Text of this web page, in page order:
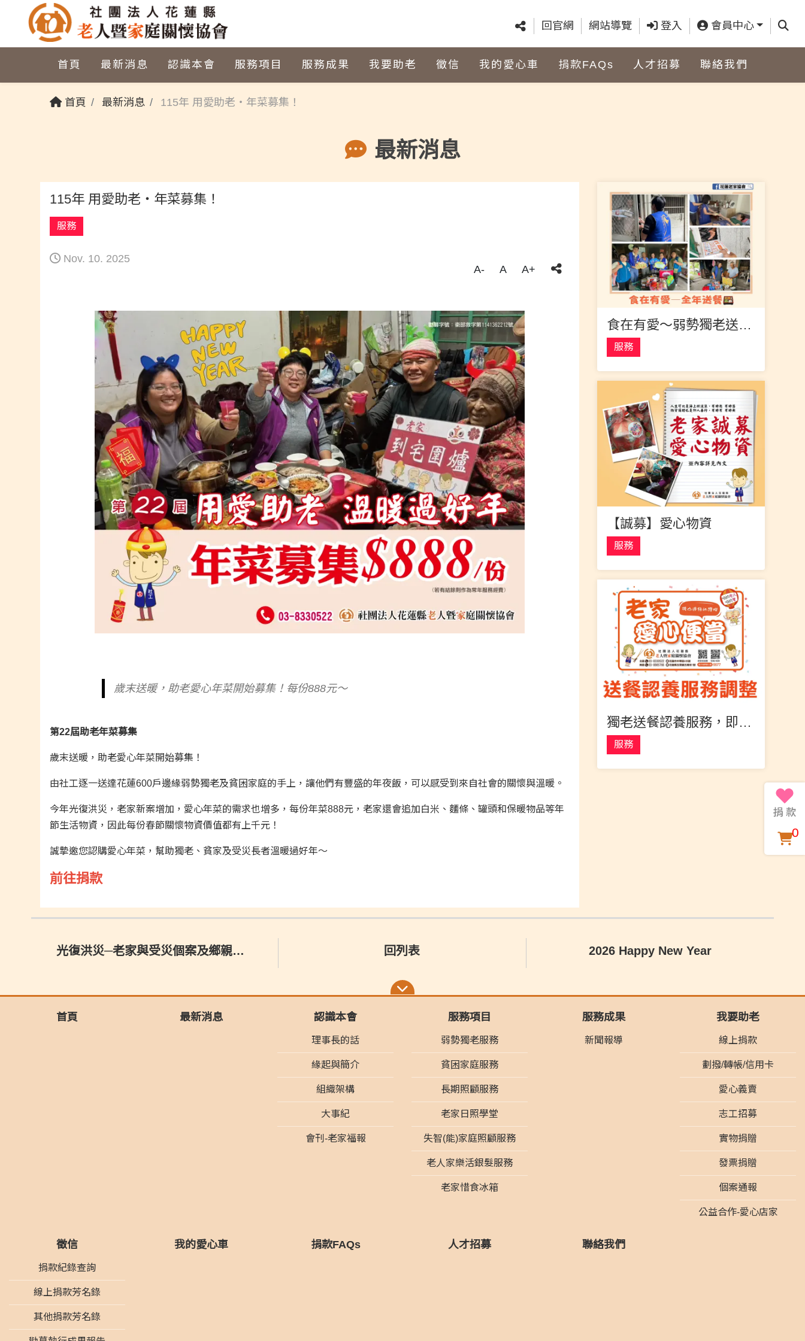
回官網 網站導覽 登入 會員中心 查詢
首頁 最新消息 認識本會 服務項目 服務成果 我要助老 徵信 我的愛心車 捐款FAQs 人才招募 聯絡我們
首頁 最新消息 115年 用愛助老‧年菜募集！
最新消息
115年 用愛助老‧年菜募集！
服務
Nov. 10. 2025
A-
A A+
歲末送暖，助老愛心年菜開始募集！每份888元～
第22屆助老年菜募集
歲末送暖，助老愛心年菜開始募集！
由社工逐一送達花蓮600戶邊緣弱勢獨老及貧困家庭的手上，讓他們有豐盛的年夜飯，可以感受到來自社會的關懷與溫暖。
今年光復洪災，老家新案增加，愛心年菜的需求也增多，每份年菜888元，老家還會追加白米、麵條、罐頭和保暖物品等年
節生活物資，因此每份春節關懷物資價值都有上千元！
誠摯邀您認購愛心年菜，幫助獨老、貧家及受災長者溫暖過好年～
前往捐款
食在有愛～弱勢獨老送餐暨整合性服務(2024年度)
服務
【誠募】愛心物資
服務
獨老送餐認養服務，即日起調整為每月2,500元
服務
光復洪災─老家與受災個案及鄉親同在 回列表 2026 Happy New Year
首頁 最新消息 認識本會
理事長的話
緣起與簡介
組織架構
大事紀
會刊-老家福報
服務項目
弱勢獨老服務
貧困家庭服務
長期照顧服務
老家日照學堂
失智(能)家庭照顧服務
老人家樂活銀髮服務
老家惜食冰箱
服務成果
新聞報導
我要助老
線上捐款
劃撥/轉帳/信用卡
愛心義賣
志工招募
實物捐贈
發票捐贈
個案通報
公益合作-愛心店家
徵信
捐款紀錄查詢
線上捐款芳名錄
其他捐款芳名錄
我的愛心車 捐款FAQs 人才招募 聯絡我們
0